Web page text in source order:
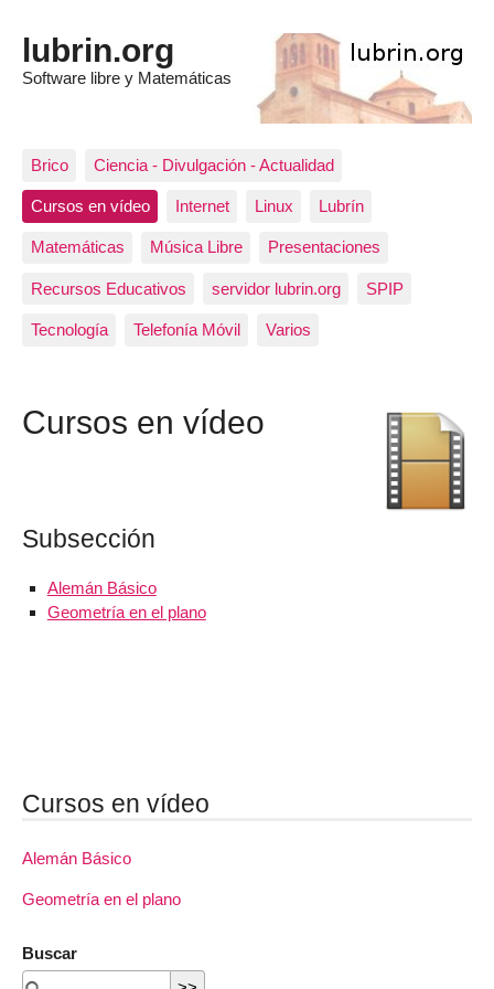
lubrin.org
Software libre y Matemáticas
Brico Ciencia - Divulgación - Actualidad
Cursos en vídeo Internet Linux Lubrín
Matemáticas Música Libre Presentaciones
Recursos Educativos servidor lubrin.org SPIP
Tecnología Telefonía Móvil Varios
Cursos en vídeo
Subsección
Alemán Básico
Geometría en el plano
Cursos en vídeo
Alemán Básico
Geometría en el plano
Buscar